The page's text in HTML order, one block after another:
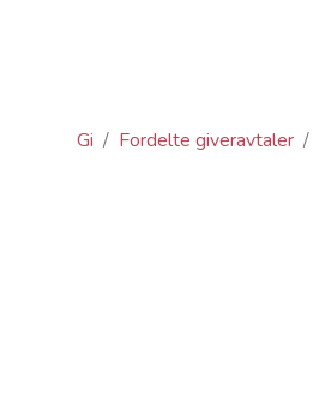
Gi / Fordelte giveravtaler /